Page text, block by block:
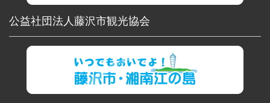
公益社団法人藤沢市観光協会